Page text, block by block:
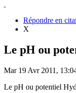
Répondre en
X
Le pH ou
Mar 19 Avr 2011,
Le pH ou potentiel